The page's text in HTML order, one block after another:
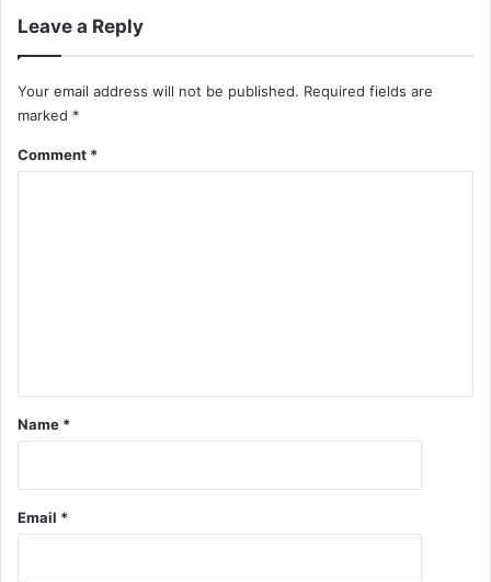
Leave a Reply
Your email address will not be published. Required fields are
marked *
Comment *
Name *
Email *